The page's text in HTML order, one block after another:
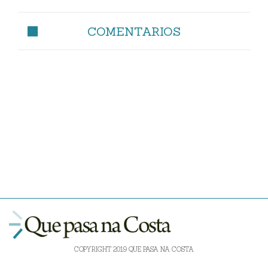
COMENTARIOS
COPYRIGHT 2019 QUE PASA NA COSTA